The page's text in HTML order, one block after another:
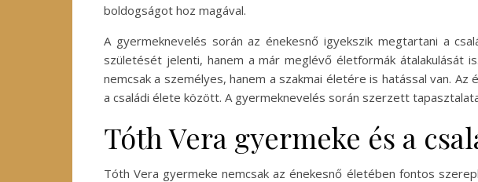
boldogságot hoz magával.
A gyermeknevelés során az énekesnő igyekszik megtartani a
születését jelenti, hanem a már meglévő életformák
nemcsak a személyes, hanem a szakmai életére is hatással van.
a családi élete között. A gyermeknevelés során szerzett
Tóth Vera gyermeke és a
Tóth Vera gyermeke nemcsak az énekesnő életében fontos